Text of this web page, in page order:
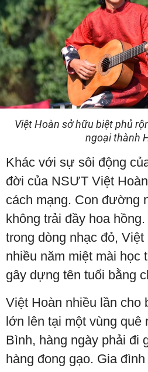
Việt Hoàn sở hữu biệt phủ
ngoại thành
Khác với sự sôi động
đời của NSƯT Việt
cách mạng. Con đường
không trải đầy hoa
trong dòng nhạc đỏ,
nhiều năm miệt mài học
gây dựng tên tuổi bằng
Việt Hoàn nhiều lần cho
lớn lên tại một vùng quê
Bình, hàng ngày phải đi
hàng đong gạo. Gia